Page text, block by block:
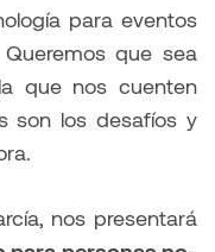
para eventos
que sea
que nos cuenten
son los desafíos y
nos presentará